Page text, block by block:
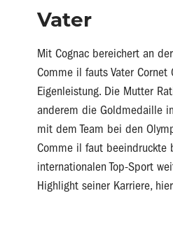
Vater
Mit Cognac bereichert an
Comme il fauts Vater
Eigenleistung. Die Mutter
anderem die Goldmedaille
mit dem Team bei den
Comme il faut beeindruckte
internationalen Top-Sport
Highlight seiner Karriere,